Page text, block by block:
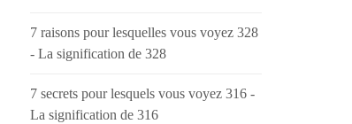
7 raisons pour lesquelles vous voyez 328
- La signification de 328
7 secrets pour lesquels vous voyez 316 -
La signification de 316